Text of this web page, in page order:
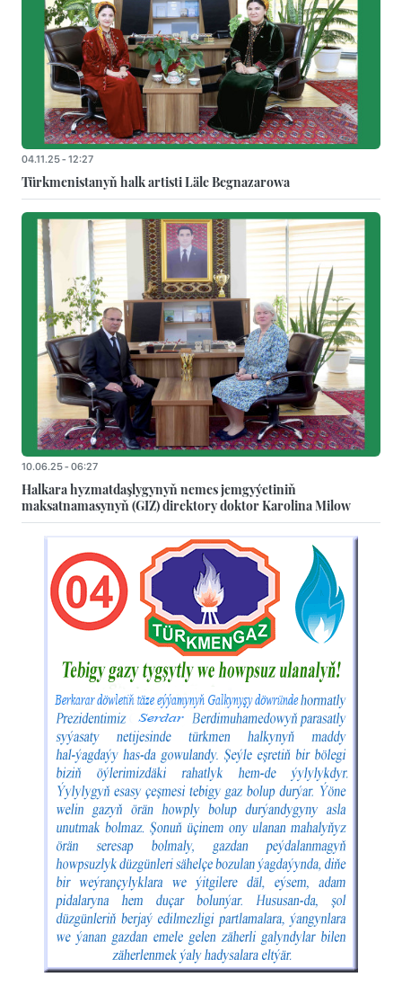
04.11.25 - 12:27
Türkmenistanyň halk artisti Läle Begnazarowa
10.06.25 - 06:27
Halkara hyzmatdaşlygynyň nemes jemgyýetiniň
maksatnamasynyň (GIZ) direktory doktor Karolina Milow